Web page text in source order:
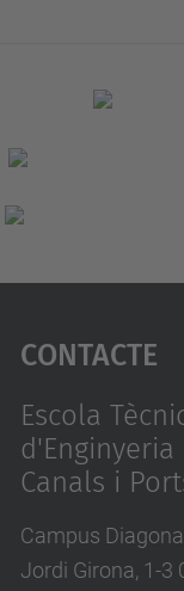
Contacte
Escola
d'Enginyeria
Canals i
Campus
Jordi Girona, 1-3